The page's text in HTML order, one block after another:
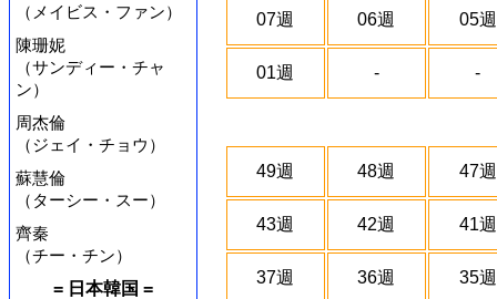
（メイビス・ファン）
陳珊妮
（サンディー・チャ
ン）
周杰倫
（ジェイ・チョウ）
蘇慧倫
（ターシー・スー）
齊秦
（チー・チン）
= 日本韓国 =
07週 06週 05週
01週 - -
49週 48週 47週
43週 42週 41週
37週 36週 35週